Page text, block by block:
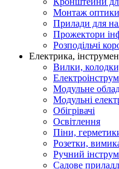
Монтаж оптики
Прилади для
Прожектори
Розподільчі
Електрика,
Вилки,
Модульне
Модульні
Обігрівачі
Освітлення
Піни,
Розетки,
Ручний
Садове